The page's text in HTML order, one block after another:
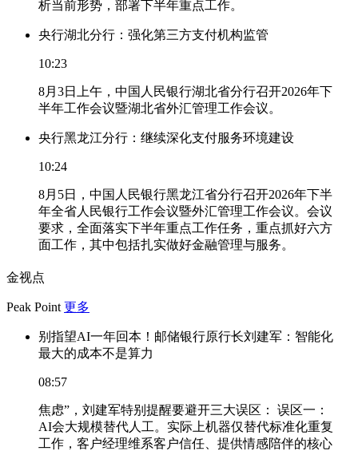
析当前形势，部署下半年重点工作。
央行湖北分行：强化第三方支付机构监管
10:23
8月3日上午，中国人民银行湖北省分行召开2026年下
半年工作会议暨湖北省外汇管理工作会议。
央行黑龙江分行：继续深化支付服务环境建设
10:24
8月5日，中国人民银行黑龙江省分行召开2026年下半
年全省人民银行工作会议暨外汇管理工作会议。会议
要求，全面落实下半年重点工作任务，重点抓好六方
面工作，其中包括扎实做好金融管理与服务。
金视点
Peak Point 更多
别指望AI一年回本！邮储银行原行长刘建军：智能化
最大的成本不是算力
08:57
焦虑”，刘建军特别提醒要避开三大误区： 误区一：
AI会大规模替代人工。实际上机器仅替代标准化重复
工作，客户经理维系客户信任、提供情感陪伴的核心